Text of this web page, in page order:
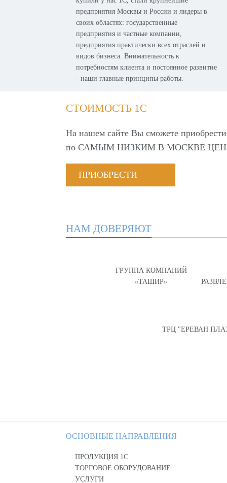
предприятия Москвы и России и лидеры в
своих областях: государственные
предприятия и частные компании,
предприятия практически всех отраслей и
видов бизнеса. Внимательность к
потребностям клиента и постоянное развитие
- наши главные принципы работы.
СТОИМОСТЬ 1С
На нашем сайте Вы сможете
по САМЫМ НИЗКИМ В МОСКВЕ
ПРИОБРЕСТИ
НАМ ДОВЕРЯЮТ
ГРУППА КОМПАНИЙ
«ТАШИР»
ТРЦ "ЕРЕВАН
ОСНОВНЫЕ НАПРАВЛЕНИЯ
ПРОДУКЦИЯ 1С
ТОРГОВОЕ ОБОРУДОВАНИЕ
УСЛУГИ